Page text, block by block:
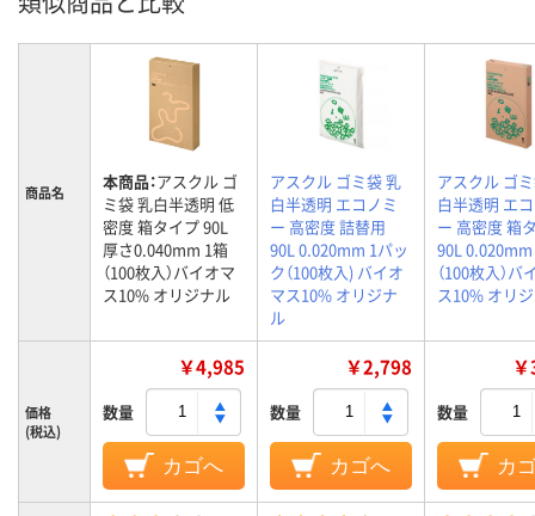
商品名 本商品：アスクル ゴ
ミ袋 乳白半透明 低
密度 箱タイプ 90L
厚さ0.040mm 1箱
（100枚入）バイオマ
ス10% オリジナル
アスクル ゴミ袋 乳
白半透明 エコノミ
ー 高密度 詰替用
90L 0.020mm 1パッ
ク（100枚入) バイオ
マス10% オリジナ
ル
アスクル ゴ
白半透明 エ
ー 高密度 箱
90L
（100枚入）バ
ス10% オリ
価格
(税込)
￥4,985
数量
カゴへ
￥2,798
数量
カゴへ
数量
カ